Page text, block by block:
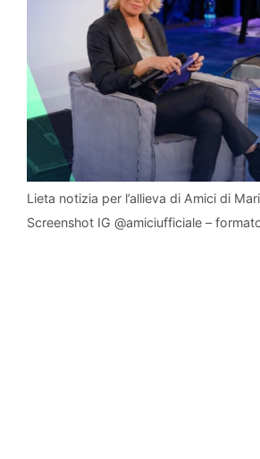
Lieta notizia per l’allieva di Amici di
Screenshot IG @amiciufficiale –